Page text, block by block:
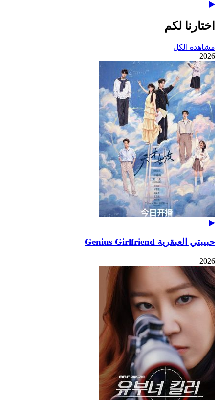
اختارنا لكم
مشاهدة الكل
2026
حبيبتي العبقرية Genius Girlfriend
2026